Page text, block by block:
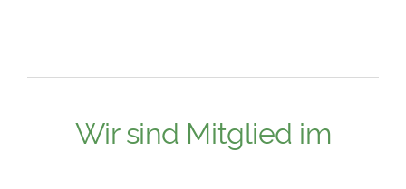
Wir sind Mitglied im